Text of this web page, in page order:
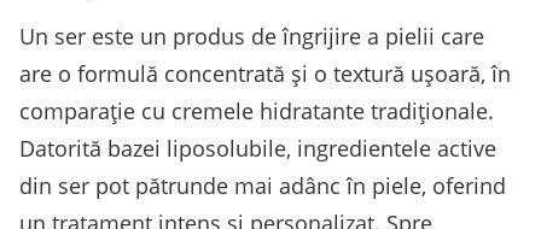
Un ser este un produs de îngrijire a pielii care
are o formulă concentrată și o textură ușoară, în
comparație cu cremele hidratante tradiționale.
Datorită bazei liposolubile, ingredientele active
din ser pot pătrunde mai adânc în piele, oferind